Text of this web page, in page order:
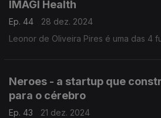
IMAGI Health
Ep. 44
28 dez. 2024
Leonor de Oliveira Pires é uma das 4
Neroes - a startup que
para o cérebro
Ep. 43
21 dez. 2024